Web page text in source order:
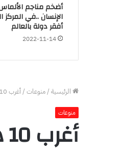
أضخم مناجم
الإنسان ..في المركز
أفقر دولة بالعالم
2022-11-14